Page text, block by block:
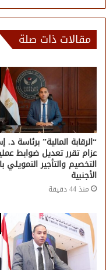
مقالات ذات صلة
“الرقابة المالية” برئاسة د.
عزام تقرر تعديل ضوابط
التخصيم والتأجير التمويلي
الأجنبية
منذ 44 دقيقة